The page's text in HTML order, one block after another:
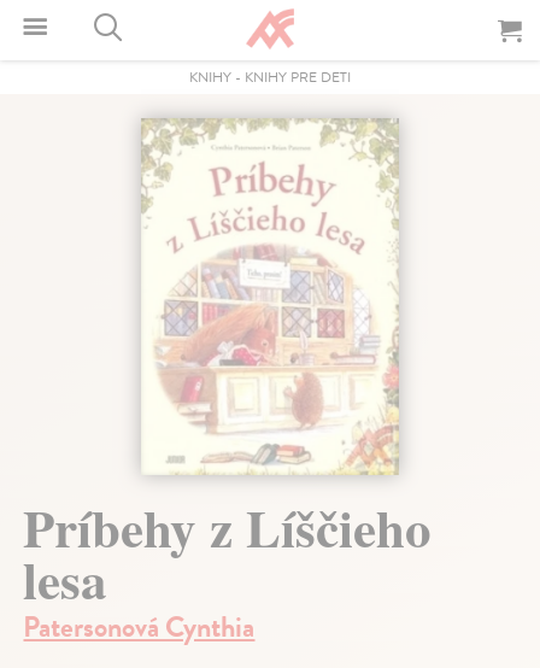
KNIHY - KNIHY PRE DETI
Príbehy z Líščieho
lesa
Patersonová Cynthia